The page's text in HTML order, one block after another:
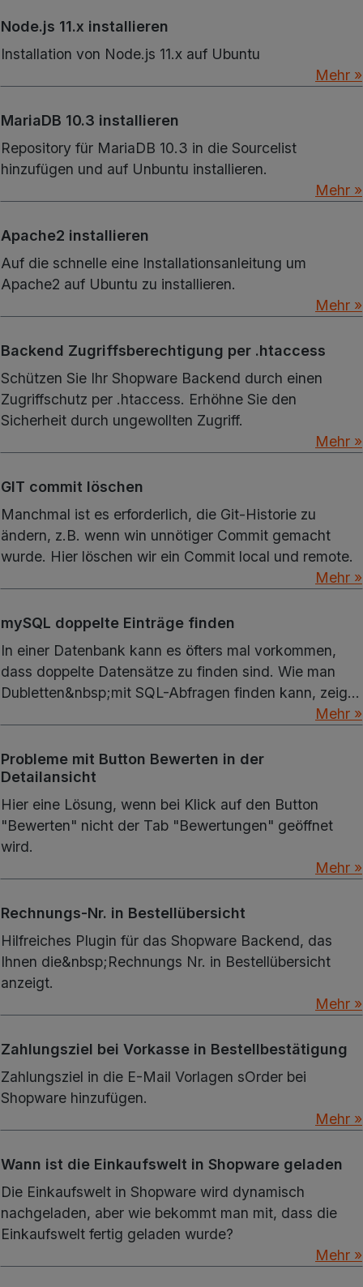
Node.js 11.x installieren
Installation von Node.js 11.x auf Ubuntu
Mehr »
MariaDB 10.3 installieren
Repository für MariaDB 10.3 in die Sourcelist
hinzufügen und auf Unbuntu installieren.
Mehr »
Apache2 installieren
Auf die schnelle eine Installationsanleitung um
Apache2 auf Ubuntu zu installieren.
Mehr »
Backend Zugriffsberechtigung per .htaccess
Schützen Sie Ihr Shopware Backend durch einen
Zugriffschutz per .htaccess. Erhöhne Sie den
Sicherheit durch ungewollten Zugriff.
Mehr »
GIT commit löschen
Manchmal ist es erforderlich, die Git-Historie zu
ändern, z.B. wenn win unnötiger Commit gemacht
wurde. Hier löschen wir ein Commit local und remote.
Mehr »
mySQL doppelte Einträge finden
In einer Datenbank kann es öfters mal vorkommen,
dass doppelte Datensätze zu finden sind. Wie man
Dubletten&nbsp;mit SQL-Abfragen finden kann, zeige
Mehr »
Probleme mit Button Bewerten in der
Detailansicht
Hier eine Lösung, wenn bei Klick auf den Button
"Bewerten" nicht der Tab "Bewertungen" geöffnet
wird.
Mehr »
Rechnungs-Nr. in Bestellübersicht
Hilfreiches Plugin für das Shopware Backend, das
Ihnen die&nbsp;Rechnungs Nr. in Bestellübersicht
anzeigt.
Mehr »
Zahlungsziel bei Vorkasse in Bestellbestätigung
Zahlungsziel in die E-Mail Vorlagen sOrder bei
Shopware hinzufügen.
Mehr »
Wann ist die Einkaufswelt in Shopware geladen
Die Einkaufswelt in Shopware wird dynamisch
nachgeladen, aber wie bekommt man mit, dass die
Einkaufswelt fertig geladen wurde?
Mehr »